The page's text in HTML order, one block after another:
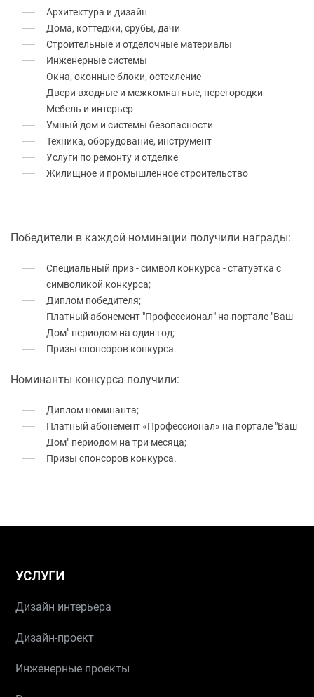
Архитектура и дизайн
Дома, коттеджи, срубы, дачи
Строительные и отделочные материалы
Инженерные системы
Окна, оконные блоки, остекление
Двери входные и межкомнатные, перегородки
Мебель и интерьер
Умный дом и системы безопасности
Техника, оборудование, инструмент
Услуги по ремонту и отделке
Жилищное и промышленное строительство
Победители в каждой номинации получили награды:
Специальный приз - символ конкурса - статуэтка с
символикой конкурса;
Диплом победителя;
Платный абонемент "Профессионал" на портале "Ваш
Дом" периодом на один год;
Призы спонсоров конкурса.
Номинанты конкурса получили:
Диплом номинанта;
Платный абонемент «Профессионал» на портале "Ваш
Дом" периодом на три месяца;
Призы спонсоров конкурса.
УСЛУГИ
Дизайн интерьера
Дизайн-проект
Инженерные проекты